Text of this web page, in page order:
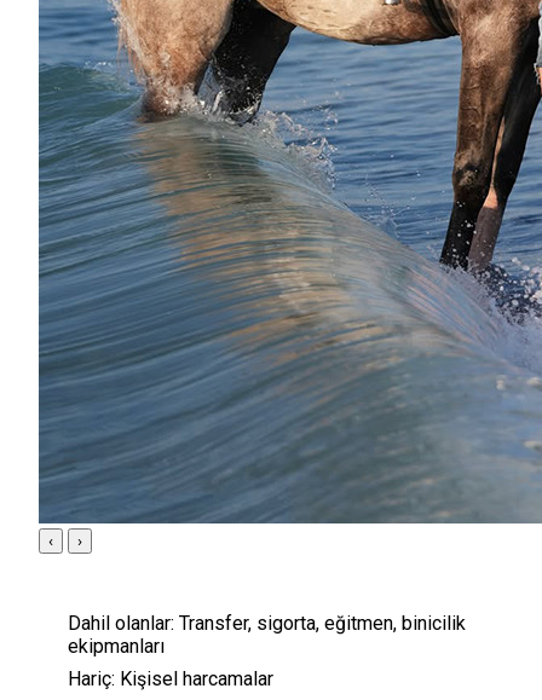
‹ ›
Dahil olanlar: Transfer, sigorta, eğitmen, binicilik
ekipmanları
Hariç: Kişisel harcamalar